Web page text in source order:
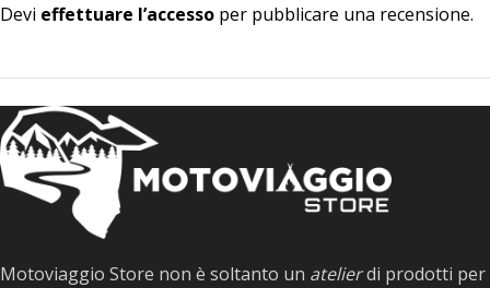
Devi effettuare l’accesso per pubblicare una recensione.
Motoviaggio Store non è soltanto un atelierdi prodotti per